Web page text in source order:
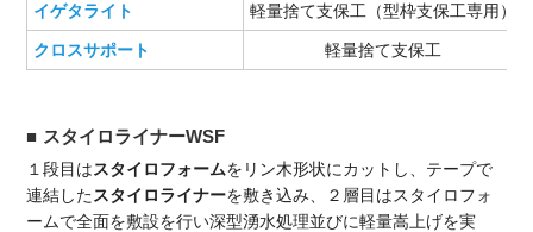
イゲタライト 軽量捨て支保工（型枠支保工専用）
クロスサポート 軽量捨て支保工
スタイロライナーWSF
１段目はスタイロフォームをリン木形状にカットし、テープで
連結したスタイロライナーを敷き込み、２層目はスタイロフォ
ームで全面を敷設を行い深型湧水処理並びに軽量嵩上げを実